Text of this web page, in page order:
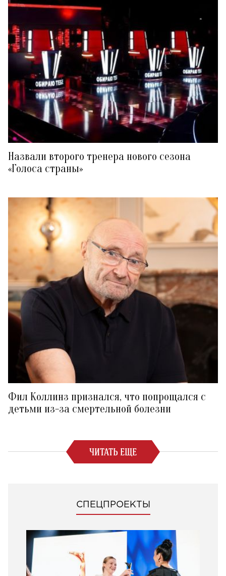
Назвали второго тренера нового сезона
«Голоса страны»
Фил Коллинз признался, что попрощался с
детьми из-за смертельной болезни
ЧИТАТЬ ЕЩЕ
СПЕЦПРОЕКТЫ